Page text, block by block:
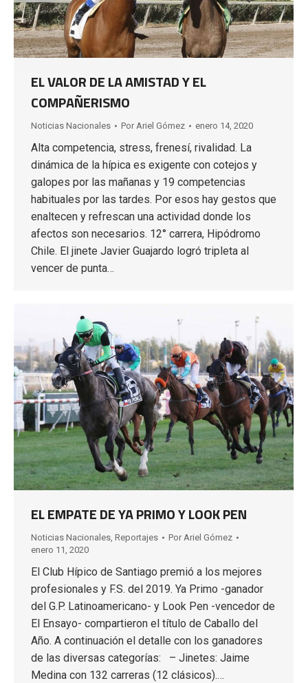
EL VALOR DE LA AMISTAD Y EL
COMPAÑERISMO
Noticias Nacionales Por Ariel Gómez enero 14, 2020
Alta competencia, stress, frenesí, rivalidad. La
dinámica de la hípica es exigente con cotejos y
galopes por las mañanas y 19 competencias
habituales por las tardes. Por esos hay gestos que
enaltecen y refrescan una actividad donde los
afectos son necesarios. 12° carrera, Hipódromo
Chile. El jinete Javier Guajardo logró tripleta al
vencer de punta…
EL EMPATE DE YA PRIMO Y LOOK PEN
Noticias Nacionales, Reportajes Por Ariel Gómez
enero 11, 2020
El Club Hípico de Santiago premió a los mejores
profesionales y F.S. del 2019. Ya Primo -ganador
del G.P. Latinoamericano- y Look Pen -vencedor de
El Ensayo- compartieron el título de Caballo del
Año. A continuación el detalle con los ganadores
de las diversas categorías: – Jinetes: Jaime
Medina con 132 carreras (12 clásicos).…